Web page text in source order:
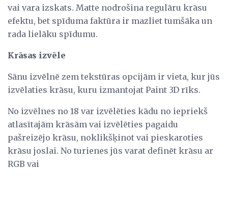
vai vara izskats. Matte nodrošina regulāru krāsu
efektu, bet spīduma faktūra ir mazliet tumšāka un
rada lielāku spīdumu.
Krāsas izvēle
Sānu izvēlnē zem tekstūras opcijām ir vieta, kur jūs
izvēlaties krāsu, kuru izmantojat Paint 3D rīks.
No izvēlnes no 18 var izvēlēties kādu no iepriekš
atlasītajām krāsām vai izvēlēties pagaidu
pašreizējo krāsu, noklikšķinot vai pieskaroties
krāsu joslai. No turienes jūs varat definēt krāsu ar
RGB vai